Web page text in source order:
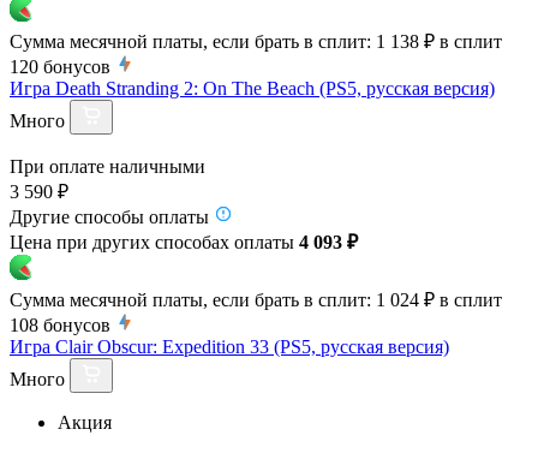
Сумма месячной платы, если брать в сплит: 1 138 ₽ в сплит
120 бонусов
Игра Death Stranding 2: On The Beach (PS5, русская версия)
Много
При оплате наличными
3 590 ₽
Другие способы оплаты
Цена при других способах оплаты 4 093 ₽
Сумма месячной платы, если брать в сплит: 1 024 ₽ в сплит
108 бонусов
Игра Clair Obscur: Expedition 33 (PS5, русская версия)
Много
Акция